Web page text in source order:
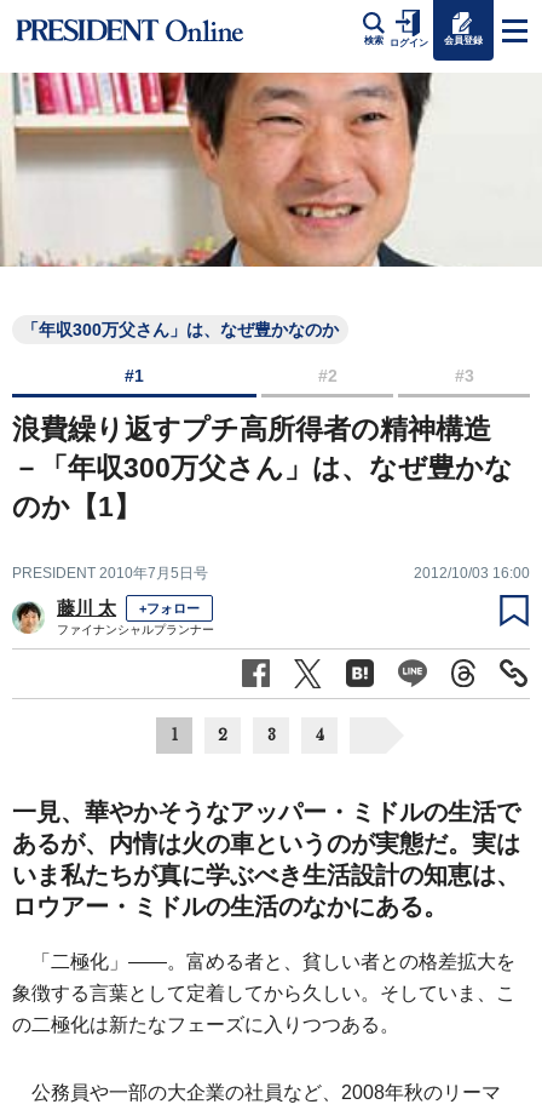
検索 ログイン 会員登録
「年収300万父さん」は、なぜ豊かなのか
#1 #2 #3
浪費繰り返すプチ高所得者の精神構造
－「年収300万父さん」は、なぜ豊かな
のか【1】
PRESIDENT 2010年7月5日号 2012/10/03 16:00
藤川 太 +フォロー
ファイナンシャルプランナー
1 2 3 4
一見、華やかそうなアッパー・ミドルの生活で
あるが、内情は火の車というのが実態だ。実は
いま私たちが真に学ぶべき生活設計の知恵は、
ロウアー・ミドルの生活のなかにある。
「二極化」――。富める者と、貧しい者との格差拡大を
象徴する言葉として定着してから久しい。そしていま、こ
の二極化は新たなフェーズに入りつつある。
公務員や一部の大企業の社員など、2008年秋のリーマ